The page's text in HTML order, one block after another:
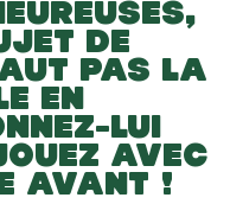
DE
PAS LA
EN
LUI
AVEC
AVANT !